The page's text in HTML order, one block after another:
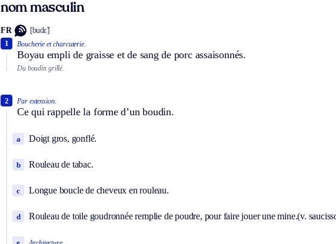
nom masculin
FR [budɛ̃]
Boucherie et charcuterie.
Boyau empli de graisse et de sang de porc assaisonnés.
1
Du boudin grillé.
Par extension.
Ce qui rappelle la forme d’un boudin.
2
Doigt gros, gonflé.
a
Rouleau de tabac.
b
Longue boucle de cheveux en rouleau.
c
Rouleau de toile goudronnée remplie de poudre, pour faire jouer une mine.(v.
d